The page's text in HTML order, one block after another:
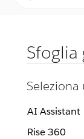
Sfoglia
AI Assistant
Rise 360